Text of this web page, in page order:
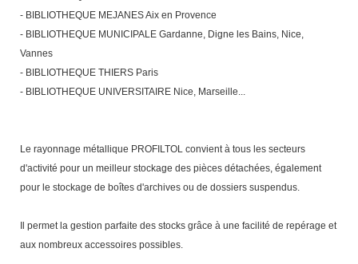
Ustensile cuisine professionnel
Vêtements personnalisés
Vitrines pour magasin
Traitement de l'air
Traitement des eaux
Trancheuse professionnelle
Tubes et profilés
Tuyau flexible
Tuyau galvanisé
Tapis de bureau
Tapis et caillebotis
Traitement des surfaces
Vestiaires et casiers
Equipements de football
Equipements de karting
Equipements pour patinage
Equipements pour skateboard
Equipements pour stade et terrain
sportif
Pétrin professionnel
Piano de cuisson
Plats et plateaux
Portes commandes restaurant
Réchaud professionnel
- BIBLIOTHEQUE MEJANES Aix en Provence
- BIBLIOTHEQUE MUNICIPALE Gardanne, Digne les Bains, Nice,
Vannes
- BIBLIOTHEQUE THIERS Paris
- BIBLIOTHEQUE UNIVERSITAIRE Nice, Marseille...
Le rayonnage métallique PROFILTOL convient à tous les secteurs
d'activité pour un meilleur stockage des pièces détachées, également
pour le stockage de boîtes d'archives ou de dossiers suspendus.
Il permet la gestion parfaite des stocks grâce à une facilité de repérage et
aux nombreux accessoires possibles.